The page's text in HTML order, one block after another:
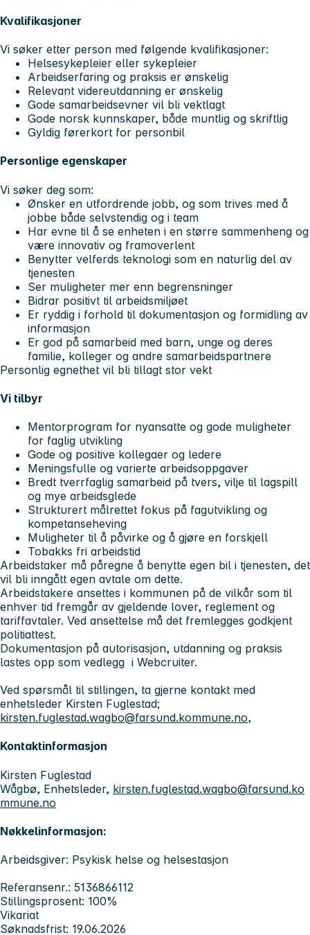
Kvalifikasjoner
Vi søker etter person med følgende kvalifikasjoner:
Helsesykepleier eller sykepleier
Arbeidserfaring og praksis er ønskelig
Relevant videreutdanning er ønskelig
Gode samarbeidsevner vil bli vektlagt
Gode norsk kunnskaper, både muntlig og skriftlig
Gyldig førerkort for personbil
Personlige egenskaper
Vi søker deg som:
Ønsker en utfordrende jobb, og som trives med å
jobbe både selvstendig og i team
Har evne til å se enheten i en større sammenheng og
være innovativ og framoverlent
Benytter velferds teknologi som en naturlig del av
tjenesten
Ser muligheter mer enn begrensninger
Bidrar positivt til arbeidsmiljøet
Er ryddig i forhold til dokumentasjon og formidling av
informasjon
Er god på samarbeid med barn, unge og deres
familie, kolleger og andre samarbeidspartnere
Personlig egnethet vil bli tillagt stor vekt
Vi tilbyr
Mentorprogram for nyansatte og gode muligheter
for faglig utvikling
Gode og positive kollegaer og ledere
Meningsfulle og varierte arbeidsoppgaver
Bredt tverrfaglig samarbeid på tvers, vilje til lagspill
og mye arbeidsglede
Strukturert målrettet fokus på fagutvikling og
kompetanseheving
Muligheter til å påvirke og å gjøre en forskjell
Tobakks fri arbeidstid
Arbeidstaker må påregne å benytte egen bil i tjenesten, det
vil bli inngått egen avtale om dette.
Arbeidstakere ansettes i kommunen på de vilkår som til
enhver tid fremgår av gjeldende lover, reglement og
tariffavtaler. Ved ansettelse må det fremlegges godkjent
politiattest.
Dokumentasjon på autorisasjon, utdanning og praksis
lastes opp som vedlegg i Webcruiter.
Ved spørsmål til stillingen, ta gjerne kontakt med
enhetsleder Kirsten Fuglestad;
kirsten.fuglestad.wagbo@farsund.kommune.no,
Kontaktinformasjon
Kirsten Fuglestad
Wågbø, Enhetsleder, kirsten.fuglestad.wagbo@farsund.ko
mmune.no
Nøkkelinformasjon:
Arbeidsgiver: Psykisk helse og helsestasjon
Referansenr.: 5136866112
Stillingsprosent: 100%
Vikariat
Søknadsfrist: 19.06.2026